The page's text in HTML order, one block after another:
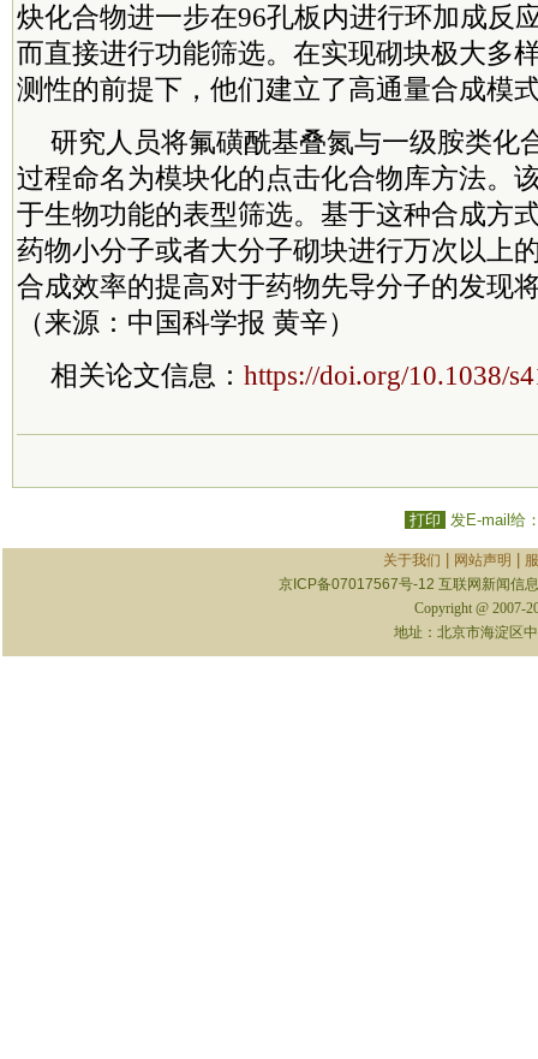
炔化合物进一步在96孔板内进行环加成反
而直接进行功能筛选。在实现砌块极大多
测性的前提下，他们建立了高通量合成模
研究人员将氟磺酰基叠氮与一级胺类化
过程命名为模块化的点击化合物库方法。
于生物功能的表型筛选。基于这种合成方
药物小分子或者大分子砌块进行万次以上
合成效率的提高对于药物先导分子的发现
（来源：中国科学报 黄辛）
相关论文信息： https://doi.org/10.1038/
打印 发E-mail给
关于我们 网站声明
京ICP备07017567号-12 互联网新闻信
Copyright @ 2007-
地址：北京市海淀区